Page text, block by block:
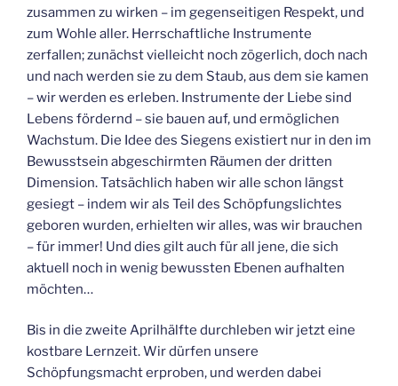
zusammen zu wirken – im gegenseitigen Respekt, und
zum Wohle aller. Herrschaftliche Instrumente
zerfallen; zunächst vielleicht noch zögerlich, doch nach
und nach werden sie zu dem Staub, aus dem sie kamen
– wir werden es erleben. Instrumente der Liebe sind
Lebens fördernd – sie bauen auf, und ermöglichen
Wachstum. Die Idee des Siegens existiert nur in den im
Bewusstsein abgeschirmten Räumen der dritten
Dimension. Tatsächlich haben wir alle schon längst
gesiegt – indem wir als Teil des Schöpfungslichtes
geboren wurden, erhielten wir alles, was wir brauchen
– für immer! Und dies gilt auch für all jene, die sich
aktuell noch in wenig bewussten Ebenen aufhalten
möchten…
Bis in die zweite Aprilhälfte durchleben wir jetzt eine
kostbare Lernzeit. Wir dürfen unsere
Schöpfungsmacht erproben, und werden dabei